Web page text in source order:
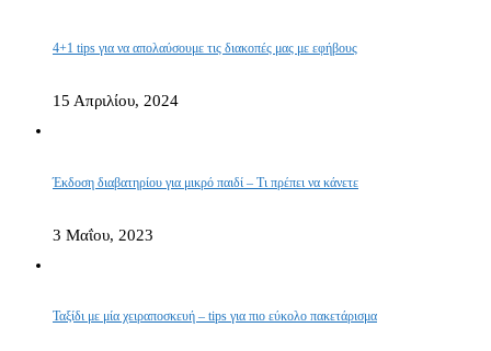
4+1 tips για να απολαύσουμε τις διακοπές μας με εφήβους
15 Απριλίου, 2024
Έκδοση διαβατηρίου για μικρό παιδί – Τι πρέπει να κάνετε
3 Μαΐου, 2023
Ταξίδι με μία χειραποσκευή – tips για πιο εύκολο πακετάρισμα